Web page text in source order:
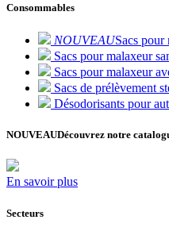
Consommables
NOUVEAUSacs pour
Sacs pour malaxeur
Sacs pour malaxeur
Sacs de prélèvement
Désodorisants pour
NOUVEAUDécouvrez notre
En savoir plus
Secteurs